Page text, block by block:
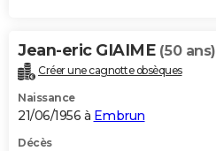
Jean-eric GIAIME (50 ans)
Créer une cagnotte obsèques
Naissance
21/06/1956 à Embrun
Décès